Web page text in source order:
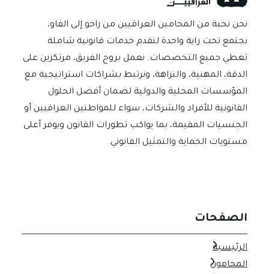
الاحتيال
نحن نخبة من المحامين العراقيين من زاخو إلى الفاو،
نجتمع تحت راية واحدة لنقدم خدمات قانونية شاملة
تغطي جميع التخصصات. نعمل بروح الفريق، مرتكزين على
الدقة، المهنية، والنزاهة، ونرتبط بشراكات استراتيجية مع
المؤسسات المحلية والدولية لضمان أفضل الحلول
القانونية للأفراد والشركات، سواء للمواطنين العراقيين أو
الجنسيات المقيمة، بما يواكب تطورات القانون ويوفر أعلى
مستويات الحماية والتمثيل القانوني.
الصفحات
الرئيسية
المحامون